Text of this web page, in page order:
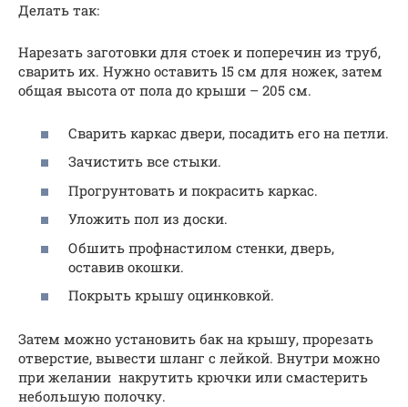
Делать так:
Нарезать заготовки для стоек и поперечин из труб,
сварить их. Нужно оставить 15 см для ножек, затем
общая высота от пола до крыши – 205 см.
Сварить каркас двери, посадить его на петли.
Зачистить все стыки.
Прогрунтовать и покрасить каркас.
Уложить пол из доски.
Обшить профнастилом стенки, дверь,
оставив окошки.
Покрыть крышу оцинковкой.
Затем можно установить бак на крышу, прорезать
отверстие, вывести шланг с лейкой. Внутри можно
при желании накрутить крючки или смастерить
небольшую полочку.